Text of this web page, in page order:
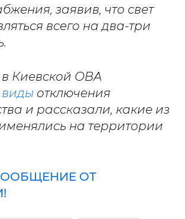
заявив, что свет
всего на два-три
Киевской ОВА
виды отключения
и рассказали, какие из
на территории
ОТ